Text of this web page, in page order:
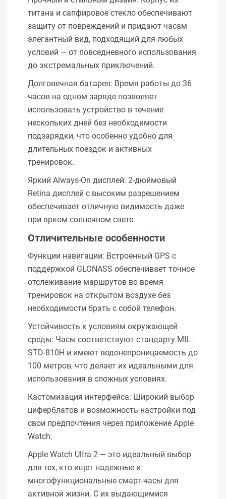
титана и сапфировое стекло обеспечивают
защиту от повреждений и придают часам
элегантный вид, подходящий для любых
условий — от повседневного использования
до экстремальных приключений.
Долговечная батарея: Время работы до 36
часов на одном заряде позволяет
использовать устройство в течение
нескольких дней без необходимости
подзарядки, что особенно удобно для
длительных поездок и активных
тренировок.
Яркий Always-On дисплей: 2-дюймовый
Retina дисплей с высоким разрешением
обеспечивает отличную видимость даже
при ярком солнечном свете.
Отличительные особенности
Функции навигации: Встроенный GPS с
поддержкой GLONASS обеспечивает точное
отслеживание маршрутов во время
тренировок на открытом воздухе без
необходимости брать с собой телефон.
Устойчивость к условиям окружающей
среды: Часы соответствуют стандарту MIL-
STD-810H и имеют водонепроницаемость до
100 метров, что делает их идеальными для
использования в сложных условиях.
Кастомизация интерфейса: Широкий выбор
циферблатов и возможность настройки под
свои предпочтения через приложение Apple
Watch.
Apple Watch Ultra 2 — это идеальный выбор
для тех, кто ищет надежные и
многофункциональные смарт-часы для
активной жизни. С их выдающимися